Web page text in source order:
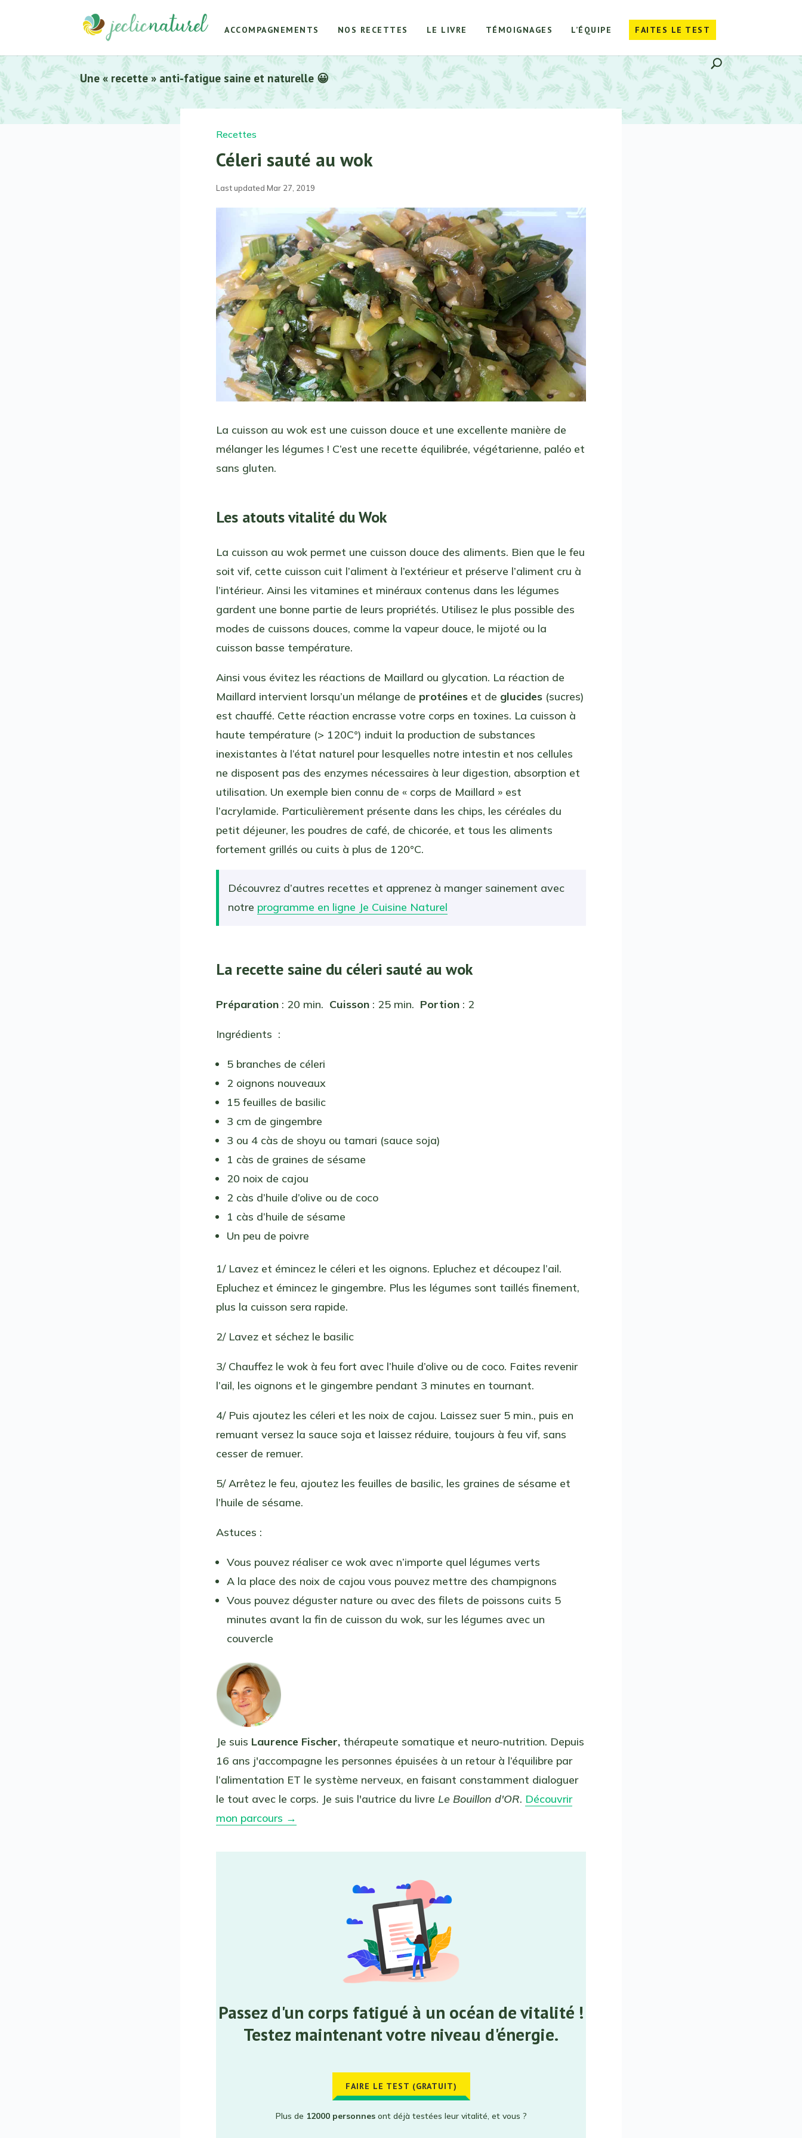
ACCOMPAGNEMENTS NOS RECETTES LE LIVRE TÉMOIGNAGES L’ÉQUIPE FAITES LE TEST
Une « recette » anti-fatigue saine et naturelle 😀
Recettes
Céleri sauté au wok
Last updated Mar 27, 2019
La cuisson au wok est une cuisson douce et une excellente manière de
mélanger les légumes ! C’est une recette équilibrée, végétarienne, paléo et
sans gluten.
Les atouts vitalité du Wok
La cuisson au wok permet une cuisson douce des aliments. Bien que le feu
soit vif, cette cuisson cuit l’aliment à l’extérieur et préserve l’aliment cru à
l’intérieur. Ainsi les vitamines et minéraux contenus dans les légumes
gardent une bonne partie de leurs propriétés. Utilisez le plus possible des
modes de cuissons douces, comme la vapeur douce, le mijoté ou la
cuisson basse température.
Ainsi vous évitez les réactions de Maillard ou glycation. La réaction de
Maillard intervient lorsqu’un mélange de protéines et de glucides (sucres)
est chauffé. Cette réaction encrasse votre corps en toxines. La cuisson à
haute température (> 120C°) induit la production de substances
inexistantes à l’état naturel pour lesquelles notre intestin et nos cellules
ne disposent pas des enzymes nécessaires à leur digestion, absorption et
utilisation. Un exemple bien connu de « corps de Maillard » est
l’acrylamide. Particulièrement présente dans les chips, les céréales du
petit déjeuner, les poudres de café, de chicorée, et tous les aliments
fortement grillés ou cuits à plus de 120°C.
Découvrez d’autres recettes et apprenez à manger sainement avec
notre programme en ligne Je Cuisine Naturel
La recette saine du céleri sauté au wok
Préparation : 20 min. Cuisson : 25 min. Portion : 2
Ingrédients :
5 branches de céleri
2 oignons nouveaux
15 feuilles de basilic
3 cm de gingembre
3 ou 4 càs de shoyu ou tamari (sauce soja)
1 càs de graines de sésame
20 noix de cajou
2 càs d’huile d’olive ou de coco
1 càs d’huile de sésame
Un peu de poivre
1/ Lavez et émincez le céleri et les oignons. Epluchez et découpez l’ail.
Epluchez et émincez le gingembre. Plus les légumes sont taillés finement,
plus la cuisson sera rapide.
2/ Lavez et séchez le basilic
3/ Chauffez le wok à feu fort avec l’huile d’olive ou de coco. Faites revenir
l’ail, les oignons et le gingembre pendant 3 minutes en tournant.
4/ Puis ajoutez les céleri et les noix de cajou. Laissez suer 5 min., puis en
remuant versez la sauce soja et laissez réduire, toujours à feu vif, sans
cesser de remuer.
5/ Arrêtez le feu, ajoutez les feuilles de basilic, les graines de sésame et
l’huile de sésame.
Astuces :
Vous pouvez réaliser ce wok avec n’importe quel légumes verts
A la place des noix de cajou vous pouvez mettre des champignons
Vous pouvez déguster nature ou avec des filets de poissons cuits 5
minutes avant la fin de cuisson du wok, sur les légumes avec un
couvercle
Je suis Laurence Fischer, thérapeute somatique et neuro-nutrition. Depuis
16 ans j'accompagne les personnes épuisées à un retour à l’équilibre par
l’alimentation ET le système nerveux, en faisant constamment dialoguer
le tout avec le corps. Je suis l'autrice du livre Le Bouillon d'OR. Découvrir
mon parcours →
Passez d'un corps fatigué à un océan de vitalité !
Testez maintenant votre niveau d'énergie.
FAIRE LE TEST (GRATUIT)
Plus de 12000 personnesont déjà testées leur vitalité, et vous ?